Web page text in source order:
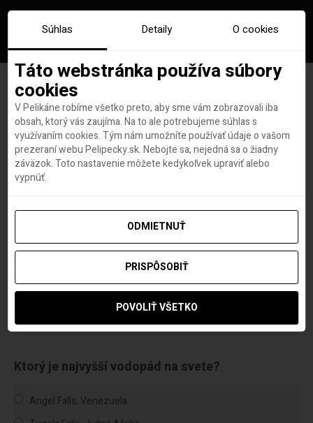
Rekordy zo sveta cestovania
Ktoré mesto má najviac mostov na svete?
Amsterdam, Holandsko
Ktorý je najvyšší vodopád na svete?
Angel Falls, Venezuela
Súhlas Detaily O cookies
Táto webstránka používa súbory
cookies
V Pelikáne robíme všetko preto, aby sme vám zobrazovali iba
obsah, ktorý vás zaujíma. Na to ale potrebujeme súhlas s
využívaním cookies. Tým nám umožníte používať údaje o vašom
prezeraní webu Pelipecky.sk. Nebojte sa, nejedná sa o žiadny
záväzok. Toto nastavenie môžete kedykoľvek upraviť alebo
vypnúť.
ODMIETNUŤ
PRISPÔSOBIŤ
POVOLIŤ VŠETKO